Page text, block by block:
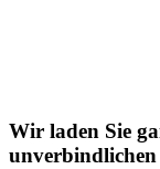
Wir laden Sie